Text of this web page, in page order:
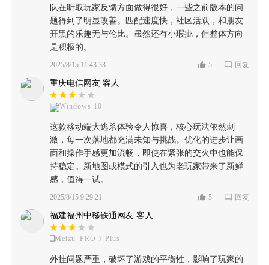
队在听取玩家反馈方面做得很好，一些之前版本的问
题得到了明显改善。匹配速度快，社区活跃，和朋友
开黑的乐趣无与伦比。虽然还有小瑕疵，但整体方向
是积极的。
2025/8/15 11:43:33 5 回复
重庆电信网友 客人
Windows 10
这款移动端大逃杀体验令人惊喜，核心玩法依然刺
激，每一次落地都充满未知与挑战。优化的进步让画
面和操作手感更加流畅，即使在紧张的交火中也能保
持稳定。新地图或模式的引入也为老玩家带来了新鲜
感，值得一试。
2025/8/15 9:29:21 5 回复
福建福州中移铁通网友 客人
Meizu_PRO 7 Plus
外挂问题严重，破坏了游戏的平衡性，影响了玩家的